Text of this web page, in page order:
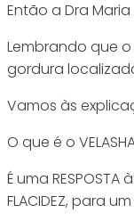
Então a Dra
Lembrando que
gordura
Vamos às
O que é o
É uma RESPOSTA
FLACIDEZ, para